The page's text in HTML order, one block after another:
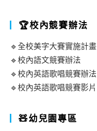
🏆校內競賽辦法
🔹全校美字大賽實施計畫
🔹校內語文競賽辦法
🔹校內英語歌唱競賽辦法
🔹校內英語歌唱競賽影片
🧸幼兒園專區